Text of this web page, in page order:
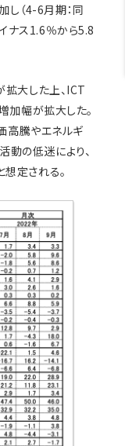
（4-6月期：同
ナス1.6％から5.8
大した上、ICT
加幅が拡大した。
高騰やエネルギ
の低迷により、
定される。